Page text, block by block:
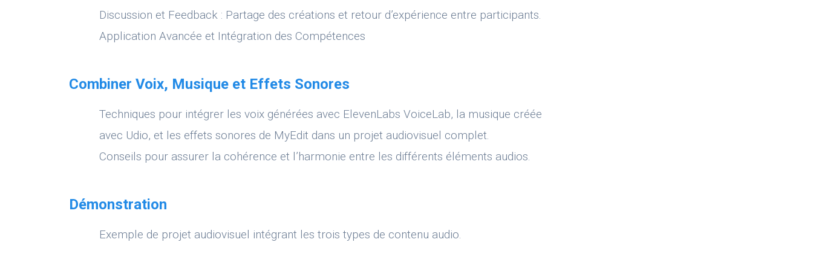
Discussion et Feedback : Partage des créations et retour d’expérience entre participants.
Application Avancée et Intégration des Compétences
Combiner Voix, Musique et Effets Sonores
Techniques pour intégrer les voix générées avec ElevenLabs VoiceLab, la musique créée
avec Udio, et les effets sonores de MyEdit dans un projet audiovisuel complet.
Conseils pour assurer la cohérence et l’harmonie entre les différents éléments audios.
Démonstration
Exemple de projet audiovisuel intégrant les trois types de contenu audio.